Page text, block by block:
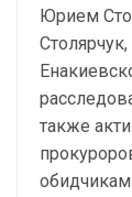
Юрием
также